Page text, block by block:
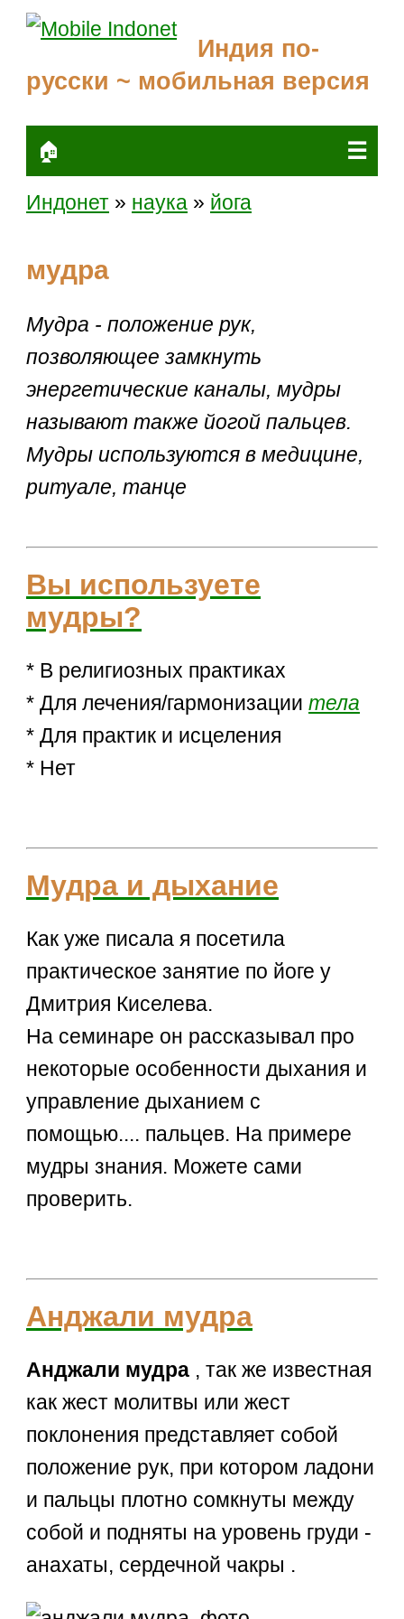
Индия по-
русски ~ мобильная версия
🏠 ☰
Индонет » наука » йога
мудра
Мудра - положение рук,
позволяющее замкнуть
энергетические каналы, мудры
называют также йогой пальцев.
Мудры используются в медицине,
ритуале, танце
Вы используете
мудры?
* В религиозных практиках
* Для лечения/гармонизациитела
* Для практик и исцеления
* Нет
Мудра и дыхание
Как уже писала я посетила
практическое занятие по йоге у
Дмитрия Киселева.
На семинаре он рассказывал про
некоторые особенности дыхания и
управление дыханием с
помощью.... пальцев. На примере
мудры знания. Можете сами
проверить.
Анджали мудра
Анджали мудра , так же известная
как жест молитвы или жест
поклонения представляет собой
положение рук, при котором ладони
и пальцы плотно сомкнуты между
собой и подняты на уровень груди -
анахаты, сердечной чакры .